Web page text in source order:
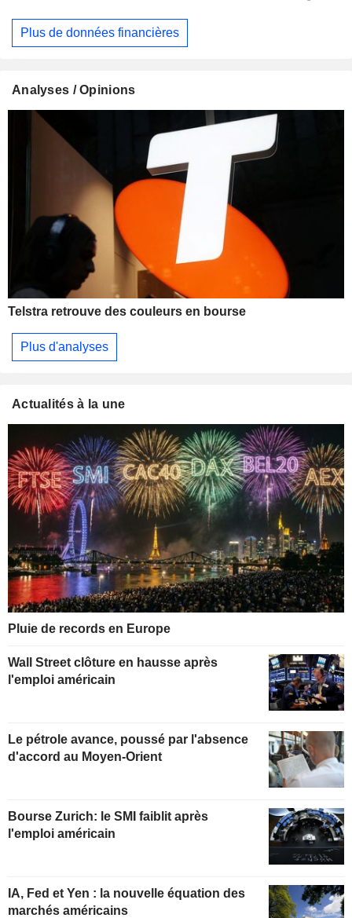
Plus de données financières
Analyses / Opinions
Telstra retrouve des couleurs en bourse
Plus d'analyses
Actualités à la une
Pluie de records en Europe
Wall Street clôture en hausse après
l'emploi américain
Le pétrole avance, poussé par l'absence
d'accord au Moyen-Orient
Bourse Zurich: le SMI faiblit après
l'emploi américain
IA, Fed et Yen : la nouvelle équation des
marchés américains